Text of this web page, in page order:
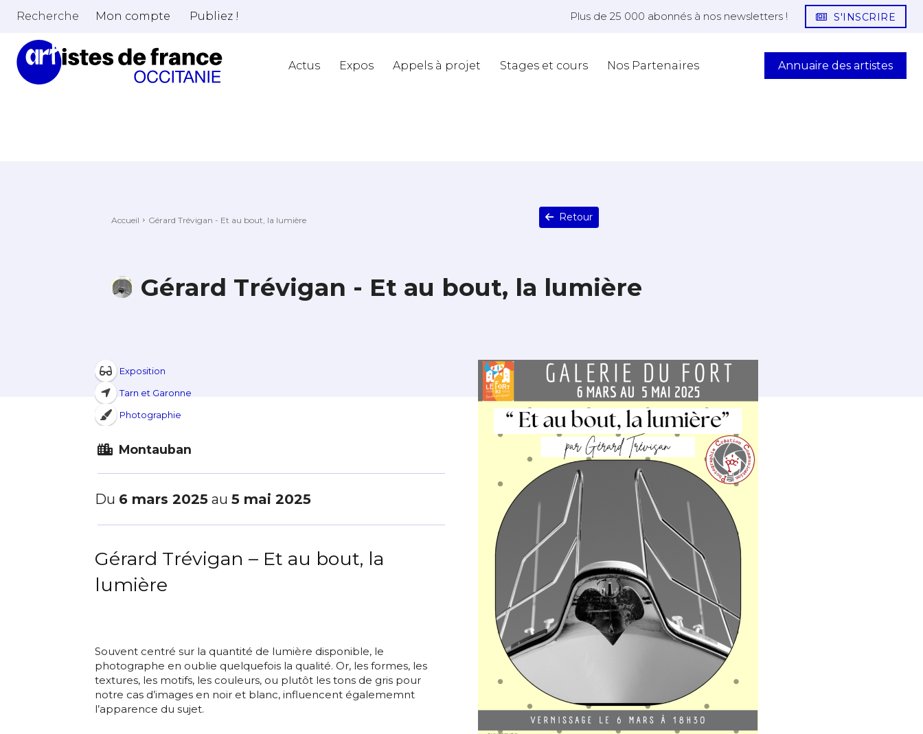
Adresse email*
Recherche Mon compte Publiez ! Plus de 25 000 abonnés à nos newsletters ! S'INSCRIRE
Actus Expos Appels à projet Stages et cours Nos Partenaires Annuaire des artistes
Accueil Gérard Trévigan - Et au bout, la lumière Retour
Gérard Trévigan - Et au bout, la lumière
Exposition
Tarn et Garonne
Photographie
Montauban
Du 6 mars 2025 au 5 mai 2025
Gérard Trévigan – Et au bout, la
lumière
Souvent centré sur la quantité de lumière disponible, le
photographe en oublie quelquefois la qualité. Or, les formes, les
textures, les motifs, les couleurs, ou plutôt les tons de gris pour
notre cas d’images en noir et blanc, influencent égalememnt
l’apparence du sujet.